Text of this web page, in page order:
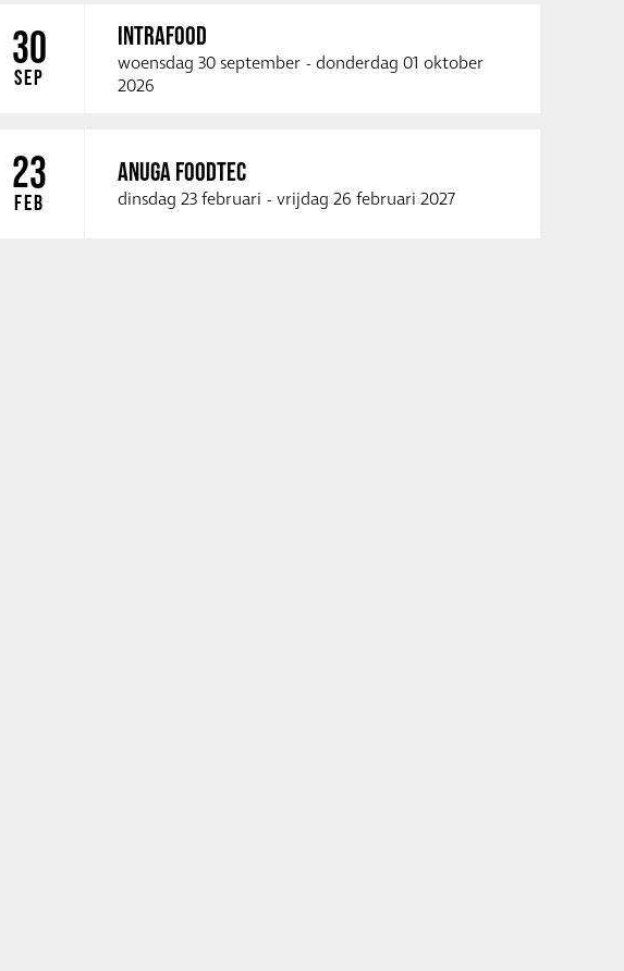
30
SEP
INTRAFOOD
woensdag 30 september - donderdag 01 oktober
2026
23
FEB
ANUGA FOODTEC
dinsdag 23 februari - vrijdag 26 februari 2027